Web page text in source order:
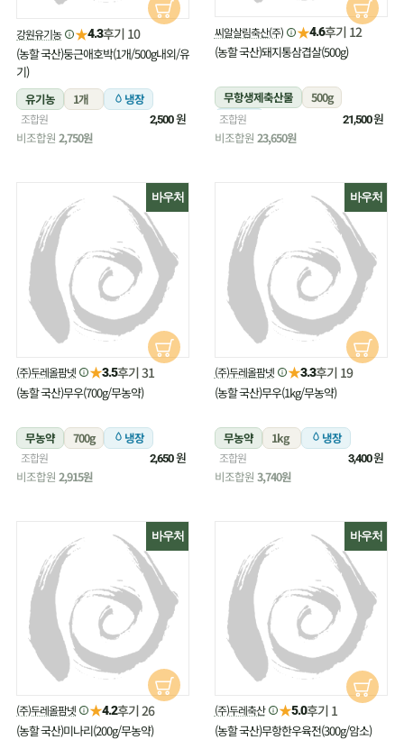
씨알살림축산(주) ★4.6후기 12
(농할 국산)돼지통삼겹살(500g)
무항생제축산물
500g
냉장
조합원 21,500원
비조합원 23,650원
강원유기농 ★4.3후기 10
(농할 국산)둥근애호박(1개/500g내외/유
기)
유기농
1개 냉장
조합원 2,500원
비조합원 2,750원
바우처
(주)두레올팜넷 ★3.3후기 19
(농할 국산)무우(1kg/무농약)
무농약 1kg 냉장
조합원 3,400원
비조합원 3,740원
바우처
(주)두레올팜넷 ★3.5후기 31
(농할 국산)무우(700g/무농약)
무농약 700g 냉장
조합원 2,650원
비조합원 2,915원
바우처
(주)두레축산 ★5.0후기 1
(농할 국산)무항한우육전(300g/암소)
바우처
(주)두레올팜넷 ★4.2후기 26
(농할 국산)미나리(200g/무농약)